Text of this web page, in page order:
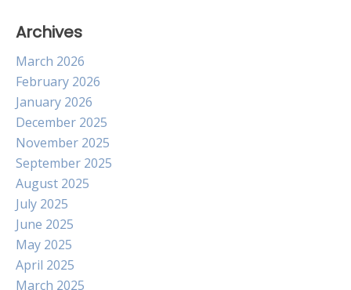
Archives
March 2026
February 2026
January 2026
December 2025
November 2025
September 2025
August 2025
July 2025
June 2025
May 2025
April 2025
March 2025